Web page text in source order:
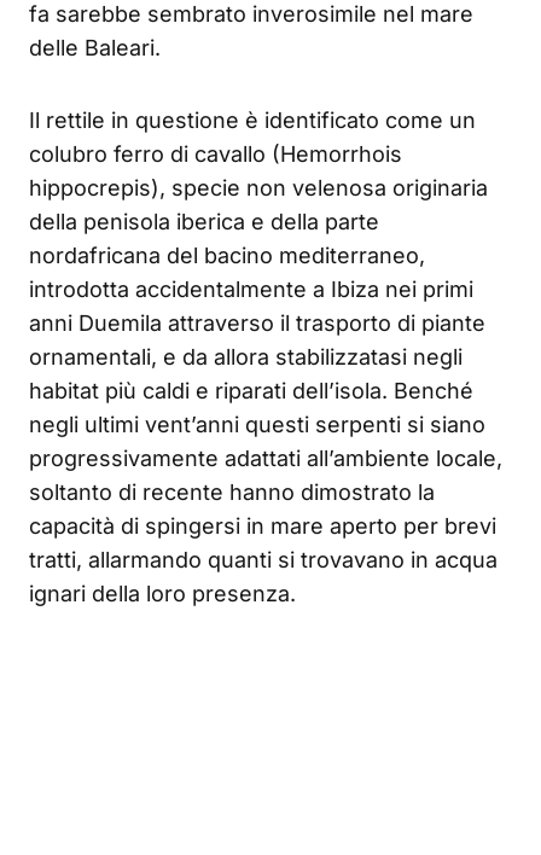
fa sarebbe sembrato inverosimile nel mare
delle Baleari.
Il rettile in questione è identificato come un
colubro ferro di cavallo (Hemorrhois
hippocrepis), specie non velenosa originaria
della penisola iberica e della parte
nordafricana del bacino mediterraneo,
introdotta accidentalmente a Ibiza nei primi
anni Duemila attraverso il trasporto di piante
ornamentali, e da allora stabilizzatasi negli
habitat più caldi e riparati dell’isola. Benché
negli ultimi vent’anni questi serpenti si siano
progressivamente adattati all’ambiente locale,
soltanto di recente hanno dimostrato la
capacità di spingersi in mare aperto per brevi
tratti, allarmando quanti si trovavano in acqua
ignari della loro presenza.